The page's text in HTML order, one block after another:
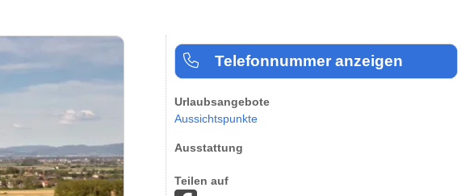
Telefonnummer anzeigen
Urlaubsangebote
Aussichtspunkte
Ausstattung
Teilen auf